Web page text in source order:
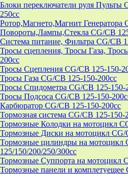
Блоки переключатели руля Пульты
250cc
Ротор,Магнето,Магнит Генератора
Повороты,Лампы,Стекла CG/CB
Система питание, Фильтра CG/CB
Тросы сцепления, Тросы Газа,
200cc
Тросы Сцепления CG/CB 125-150-
Тросы Газа CG/CB 125-150-200cc
Тросы Спидометра CG/CB 125-150-
Тросы Подсоса CG/CB 125-150-
Карбюратор CG/CB 125-150-200cc
Тормозная система CG/CB 125-150-
Тормозные Колодки на мотоцикл
Тормозные Диски на мотоцикл CG/
Тормозные цилиндры на мотоцикл
125/150/200/250/300cc
Тормозные Суппорта на мотоцикл
Тормозные панели и комплетуещее